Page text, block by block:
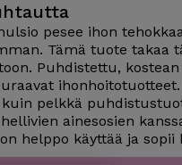
pesee ihon
Tämä tuote takaa
Puhdistettu,
pelkkä
ainesosien
helppo käyttää ja sopii